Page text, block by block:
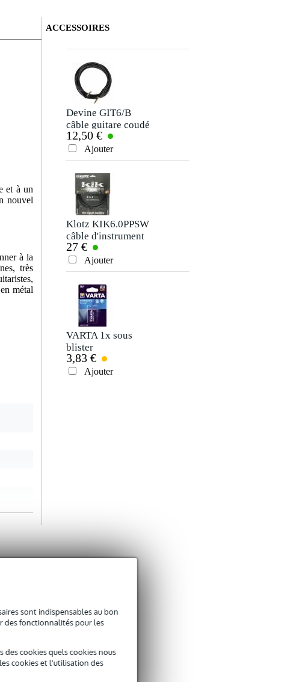
sont indispensables au bon
des fonctionnalités pour les
des cookies quels cookies nous
cookies et l'utilisation des
et à un
nouvel
à la
très
métal
ACCESSOIRES
Devine GIT6/B
câble guitare coudé
jack 2p - jack 2p, 6
mètres
12,50 €
Ajouter
Klotz KIK6.0PPSW
câble d'instrument
jack/jack 6m
27 €
Ajouter
VARTA 1x sous
blister
3,83 €
Ajouter